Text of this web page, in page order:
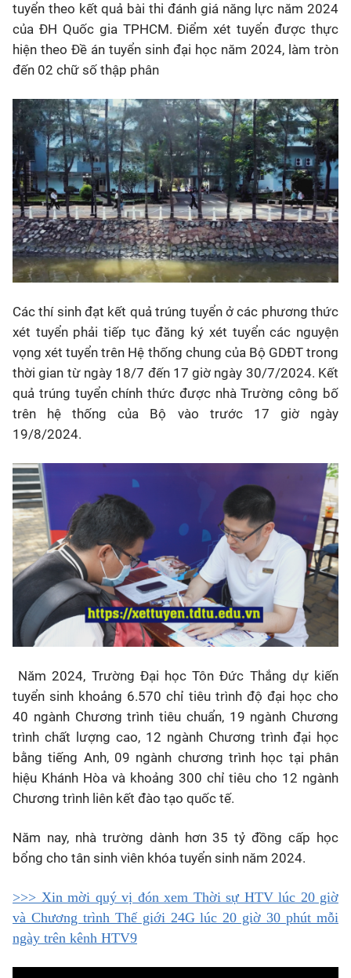
tuyển theo kết quả bài thi đánh giá năng lực năm 2024
của ĐH Quốc gia TPHCM. Điểm xét tuyển được thực
hiện theo Đề án tuyển sinh đại học năm 2024, làm tròn
đến 02 chữ số thập phân
Các thí sinh đạt kết quả trúng tuyển ở các phương thức
xét tuyển phải tiếp tục đăng ký xét tuyển các nguyện
vọng xét tuyển trên Hệ thống chung của Bộ GDĐT trong
thời gian từ ngày 18/7 đến 17 giờ ngày 30/7/2024. Kết
quả trúng tuyển chính thức được nhà Trường công bố
trên hệ thống của Bộ vào trước 17 giờ ngày
19/8/2024.
Năm 2024, Trường Đại học Tôn Đức Thắng dự kiến
tuyển sinh khoảng 6.570 chỉ tiêu trình độ đại học cho
40 ngành Chương trình tiêu chuẩn, 19 ngành Chương
trình chất lượng cao, 12 ngành Chương trình đại học
bằng tiếng Anh, 09 ngành chương trình học tại phân
hiệu Khánh Hòa và khoảng 300 chỉ tiêu cho 12 ngành
Chương trình liên kết đào tạo quốc tế.
Năm nay, nhà trường dành hơn 35 tỷ đồng cấp học
bổng cho tân sinh viên khóa tuyển sinh năm 2024.
>>> Xin mời quý vị đón xem Thời sự HTV lúc 20 giờ
và Chương trình Thế giới 24G lúc 20 giờ 30 phút mỗi
ngày trên kênh HTV9